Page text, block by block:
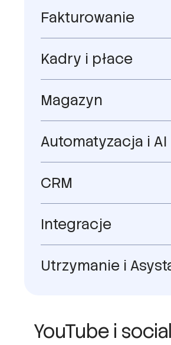
Fakturowanie
Kadry i płace
Magazyn
Automatyzacja i AI
CRM
Integracje
Utrzymanie i
YouTube i